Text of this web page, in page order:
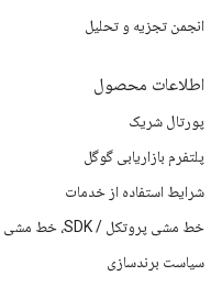
انجمن تجزیه و تحلیل
اطلاعات محصول
پورتال شریک
پلتفرم بازاریابی گوگل
شرایط استفاده از خدمات
خط مشی پروتکل / SDK، خط مشی پروتکل / SDK، خط مشی پروتکل / SDK
سیاست برندسازی